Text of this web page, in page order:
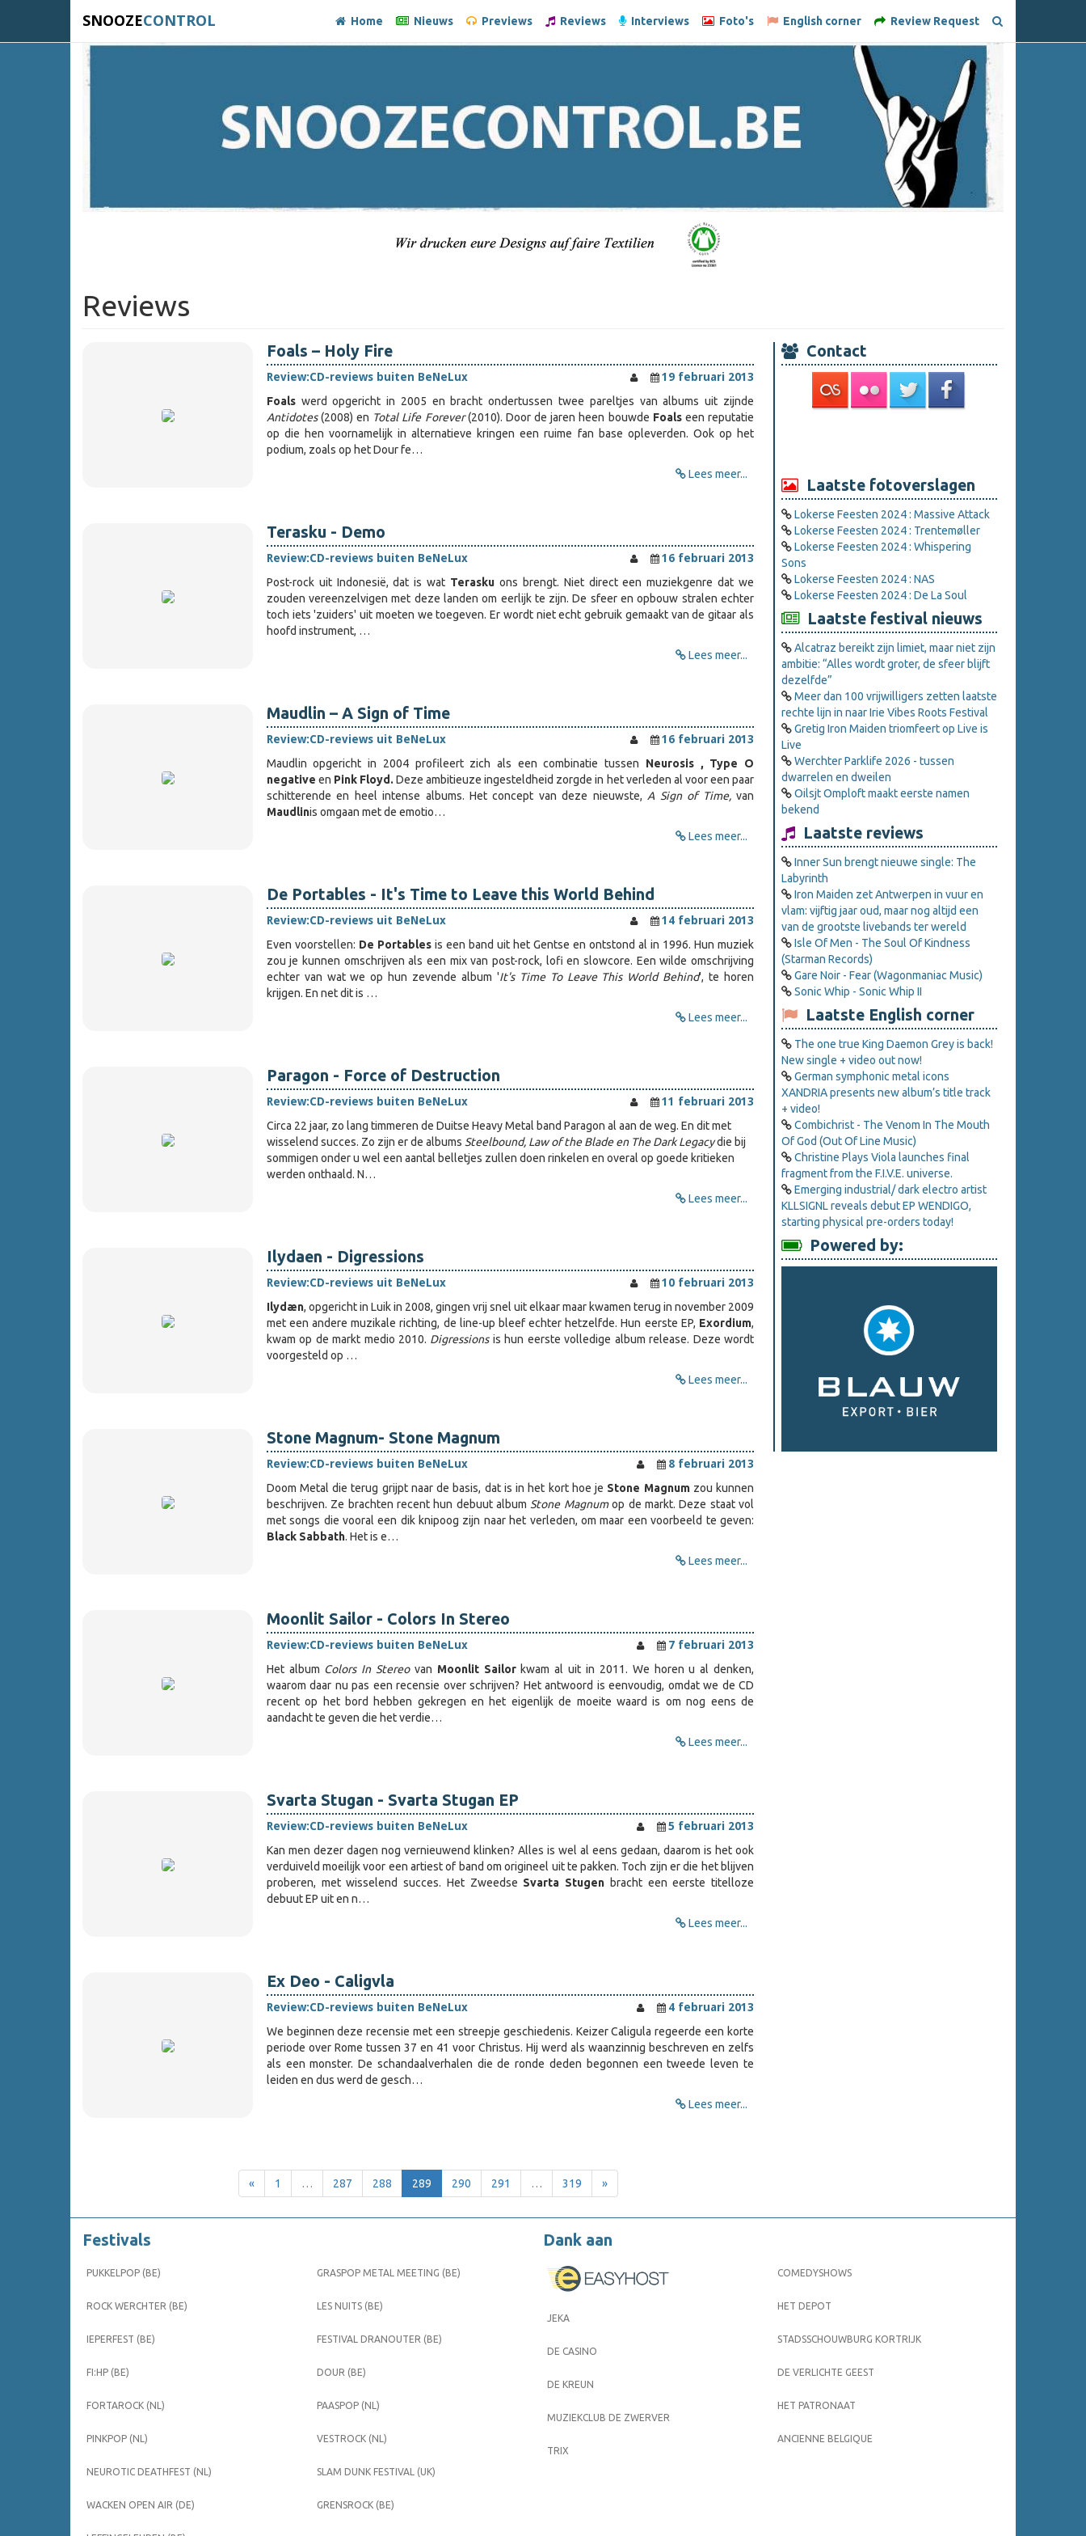
SNOOZECONTROL Home Nieuws Previews Reviews Interviews Foto's English corner Review Request
Reviews
Foals – Holy Fire
Review:CD-reviews buiten BeNeLux
19 februari 2013
Foalswerd opgericht in 2005 en bracht ondertussen twee pareltjes van albums uit zijnde
Antidotes(2008) en Total Life Forever(2010). Door de jaren heen bouwde Foalseen reputatie
op die hen voornamelijk in alternatieve kringen een ruime fan base opleverden. Ook op het
podium, zoals op het Dour fe…
Lees meer...
Terasku - Demo
Review:CD-reviews buiten BeNeLux
16 februari 2013
Post-rock uit Indonesië, dat is wat Terasku ons brengt. Niet direct een muziekgenre dat we
zouden vereenzelvigen met deze landen om eerlijk te zijn. De sfeer en opbouw stralen echter
toch iets 'zuiders' uit moeten we toegeven. Er wordt niet echt gebruik gemaakt van de gitaar als
hoofd instrument, …
Lees meer...
Maudlin – A Sign of Time
Review:CD-reviews uit BeNeLux
16 februari 2013
Maudlin opgericht in 2004 profileert zich als een combinatie tussen Neurosis , Type O
negative en Pink Floyd.Deze ambitieuze ingesteldheid zorgde in het verleden al voor een paar
schitterende en heel intense albums. Het concept van deze nieuwste, A Sign of Time,van
Maudlinis omgaan met de emotio…
Lees meer...
De Portables - It's Time to Leave this World Behind
Review:CD-reviews uit BeNeLux
14 februari 2013
Even voorstellen: De Portablesis een band uit het Gentse en ontstond al in 1996. Hun muziek
zou je kunnen omschrijven als een mix van post-rock, lofi en slowcore. Een wilde omschrijving
echter van wat we op hun zevende album 'It's Time To Leave This World Behind', te horen
krijgen. En net dit is …
Lees meer...
Paragon - Force of Destruction
Review:CD-reviews buiten BeNeLux
11 februari 2013
Circa 22 jaar, zo lang timmeren de Duitse Heavy Metal band Paragon al aan de weg. En dit met
wisselend succes. Zo zijn er de albums Steelbound, Law of the Blade en The Dark Legacydie bij
sommigen onder u wel een aantal belletjes zullen doen rinkelen en overal op goede kritieken
werden onthaald. N…
Lees meer...
Ilydaen - Digressions
Review:CD-reviews uit BeNeLux
10 februari 2013
Ilydæn, opgericht in Luik in 2008, gingen vrij snel uit elkaar maar kwamen terug in november 2009
met een andere muzikale richting, de line-up bleef echter hetzelfde. Hun eerste EP, Exordium,
kwam op de markt medio 2010. Digressionsis hun eerste volledige album release. Deze wordt
voorgesteld op …
Lees meer...
Stone Magnum- Stone Magnum
Review:CD-reviews buiten BeNeLux
8 februari 2013
Doom Metal die terug grijpt naar de basis, dat is in het kort hoe je Stone Magnumzou kunnen
beschrijven. Ze brachten recent hun debuut album Stone Magnumop de markt. Deze staat vol
met songs die vooral een dik knipoog zijn naar het verleden, om maar een voorbeeld te geven:
Black Sabbath. Het is e…
Lees meer...
Moonlit Sailor - Colors In Stereo
Review:CD-reviews buiten BeNeLux
7 februari 2013
Het album Colors In Stereo van Moonlit Sailor kwam al uit in 2011. We horen u al denken,
waarom daar nu pas een recensie over schrijven? Het antwoord is eenvoudig, omdat we de CD
recent op het bord hebben gekregen en het eigenlijk de moeite waard is om nog eens de
aandacht te geven die het verdie…
Lees meer...
Svarta Stugan - Svarta Stugan EP
Review:CD-reviews buiten BeNeLux
5 februari 2013
Kan men dezer dagen nog vernieuwend klinken? Alles is wel al eens gedaan, daarom is het ook
verduiveld moeilijk voor een artiest of band om origineel uit te pakken. Toch zijn er die het blijven
proberen, met wisselend succes. Het Zweedse Svarta Stugen bracht een eerste titelloze
debuut EP uit en n…
Lees meer...
Ex Deo - Caligvla
Review:CD-reviews buiten BeNeLux
4 februari 2013
We beginnen deze recensie met een streepje geschiedenis. Keizer Caligula regeerde een korte
periode over Rome tussen 37 en 41 voor Christus. Hij werd als waanzinnig beschreven en zelfs
als een monster. De schandaalverhalen die de ronde deden begonnen een tweede leven te
leiden en dus werd de gesch…
Lees meer...
« 1 … 287 288 289 290 291 … 319 »
Contact
Laatste fotoverslagen
Lokerse Feesten 2024 : Massive Attack
Lokerse Feesten 2024 : Trentemøller
Lokerse Feesten 2024 : Whispering
Sons
Lokerse Feesten 2024 : NAS
Lokerse Feesten 2024 : De La Soul
Laatste festival nieuws
Alcatraz bereikt zijn limiet, maar niet zijn
ambitie: “Alles wordt groter, de sfeer blijft
dezelfde”
Meer dan 100 vrijwilligers zetten laatste
rechte lijn in naar Irie Vibes Roots Festival
Gretig Iron Maiden triomfeert op Live is
Live
Werchter Parklife 2026 - tussen
dwarrelen en dweilen
Oilsjt Omploft maakt eerste namen
bekend
Laatste reviews
Inner Sun brengt nieuwe single: The
Labyrinth
Iron Maiden zet Antwerpen in vuur en
vlam: vijftig jaar oud, maar nog altijd een
van de grootste livebands ter wereld
Isle Of Men - The Soul Of Kindness
(Starman Records)
Gare Noir - Fear (Wagonmaniac Music)
Sonic Whip - Sonic Whip II
Laatste English corner
The one true King Daemon Grey is back!
New single + video out now!
German symphonic metal icons
XANDRIA presents new album’s title track
+ video!
Combichrist - The Venom In The Mouth
Of God (Out Of Line Music)
Christine Plays Viola launches final
fragment from the F.I.V.E. universe.
Emerging industrial/ dark electro artist
KLLSIGNL reveals debut EP WENDIGO,
starting physical pre-orders today!
Powered by:
Festivals
PUKKELPOP (BE)
ROCK WERCHTER (BE)
IEPERFEST (BE)
FI:HP (BE)
FORTAROCK (NL)
PINKPOP (NL)
NEUROTIC DEATHFEST (NL)
WACKEN OPEN AIR (DE)
GRASPOP METAL MEETING (BE)
LES NUITS (BE)
FESTIVAL DRANOUTER (BE)
DOUR (BE)
PAASPOP (NL)
VESTROCK (NL)
SLAM DUNK FESTIVAL (UK)
GRENSROCK (BE)
Dank aan
JEKA
DE CASINO
DE KREUN
MUZIEKCLUB DE ZWERVER
TRIX
COMEDYSHOWS
HET DEPOT
STADSSCHOUWBURG KORTRIJK
DE VERLICHTE GEEST
HET PATRONAAT
ANCIENNE BELGIQUE